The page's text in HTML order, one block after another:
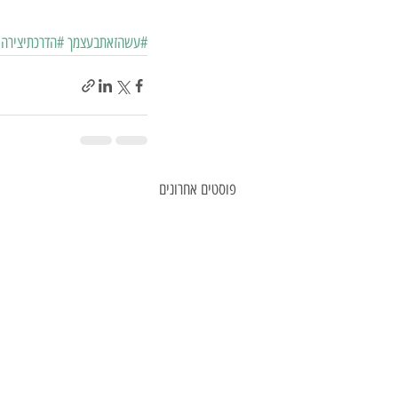
#עשהזאתבעצמך#הדרכתיצירה
פוסטים אחרונים